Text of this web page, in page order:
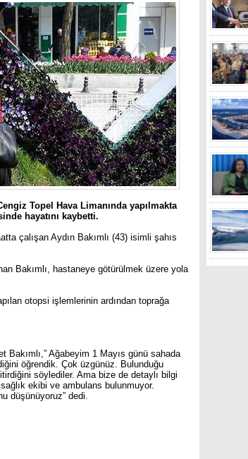
Topel Hava Limanında yapılmakta
hayatını kaybetti.
çalışan Aydın Bakımlı (43) isimli şahıs
Bakımlı, hastaneye götürülmek üzere yola
otopsi işlemlerinin ardından toprağa
Bakımlı,” Ağabeyim 1 Mayıs günü sahada
öğrendik. Çok üzgünüz. Bulunduğu
söylediler. Ama bize de detaylı bilgi
ekibi ve ambulans bulunmuyor.
düşünüyoruz” dedi.